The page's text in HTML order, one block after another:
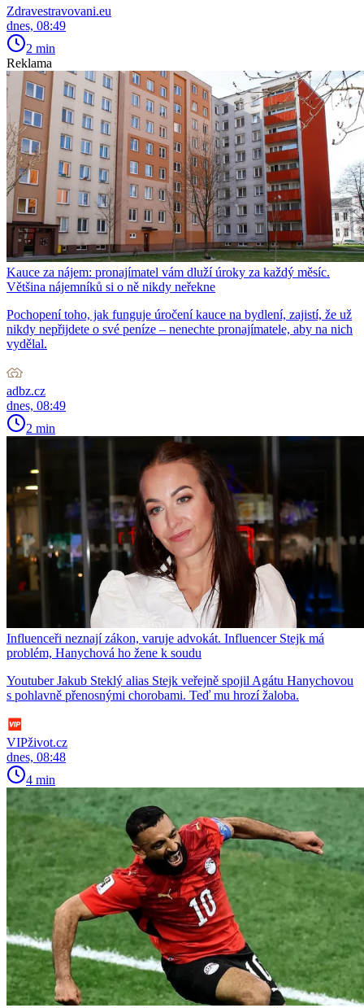
Zdravestravovani.eu
dnes, 08:49
2 min
Reklama
Kauce za nájem: pronajímatel vám dluží úroky za každý měsíc.
Většina nájemníků si o ně nikdy neřekne
Pochopení toho, jak funguje úročení kauce na bydlení, zajistí, že už
nikdy nepřijdete o své peníze – nenechte pronajímatele, aby na nich
vydělal.
adbz.cz
dnes, 08:49
2 min
Influenceři neznají zákon, varuje advokát. Influencer Stejk má
problém, Hanychová ho žene k soudu
Youtuber Jakub Steklý alias Stejk veřejně spojil Agátu Hanychovou
s pohlavně přenosnými chorobami. Teď mu hrozí žaloba.
VIPživot.cz
dnes, 08:48
4 min